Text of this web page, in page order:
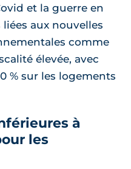
et la guerre en
aux nouvelles
comme
élevée, avec
% sur les logements
à
les